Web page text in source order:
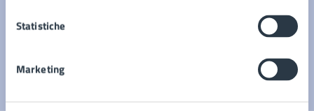
Statistiche
Marketing